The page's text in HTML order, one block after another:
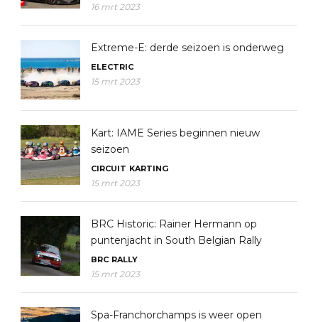
16 mrt 2023
Extreme-E: derde seizoen is onderweg
ELECTRIC
15 mrt 2023
Kart: IAME Series beginnen nieuw
seizoen
CIRCUIT KARTING
15 mrt 2023
BRC Historic: Rainer Hermann op
puntenjacht in South Belgian Rally
BRC RALLY
15 mrt 2023
Spa-Franchorchamps is weer open